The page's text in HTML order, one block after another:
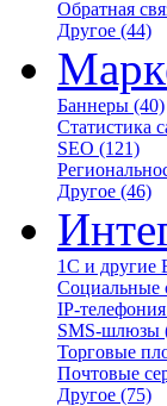
Обратная
Другое (44)
Баннеры (40)
Статистика
SEO (121)
Другое (46)
1С и другие
Социальные
IP-телефония
SMS-шлюзы
Торговые
Почтовые
Другое (75)